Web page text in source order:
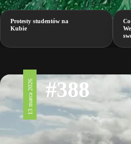
Protesty studentów na
Kubie
13 marca 2026 #388